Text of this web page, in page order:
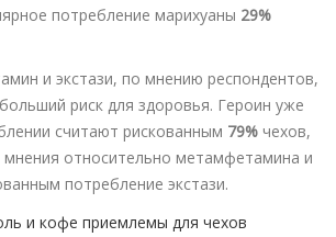
потребление марихуаны 29%
и экстази, по мнению респондентов,
риск для здоровья. Героин уже
считают рискованным 79% чехов,
мнения относительно метамфетамина и
потребление экстази.